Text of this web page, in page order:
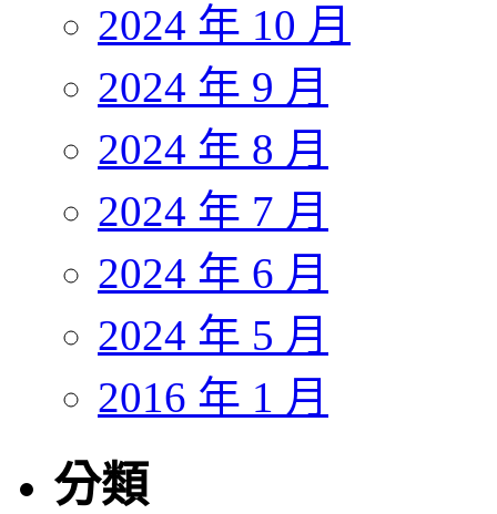
2024 年 10 月
2024 年 9 月
2024 年 8 月
2024 年 7 月
2024 年 6 月
2024 年 5 月
2016 年 1 月
分類